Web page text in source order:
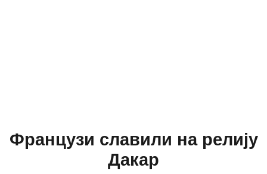
Французи славили на релију
Дакар